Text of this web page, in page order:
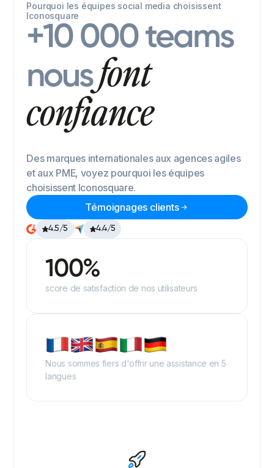
Pourquoi les équipes social media choisissent
Iconosquare
+10 000 teams
nousfont
confiance
Des marques internationales aux agences agiles
et aux PME, voyez pourquoi les équipes
choisissent Iconosquare.
Témoignages clients
4.5/5 4.4/5
100%
score de satisfaction de nos utilisateurs
Nous sommes fiers d'offrir une assistance en 5
langues